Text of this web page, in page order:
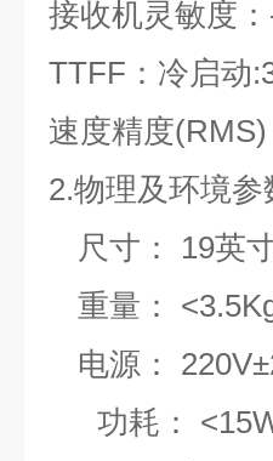
接收机灵敏度：
TTFF ：冷启动
速度精度(RMS)
2.物理及环境参
尺寸： 19英
重量：
电源：
功耗：